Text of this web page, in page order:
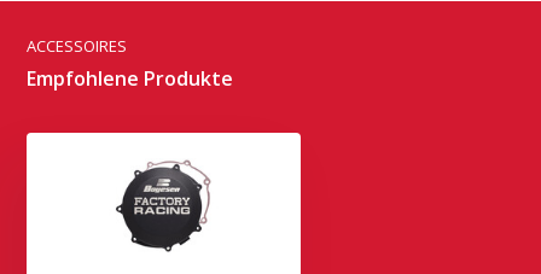
ACCESSOIRES
Empfohlene Produkte